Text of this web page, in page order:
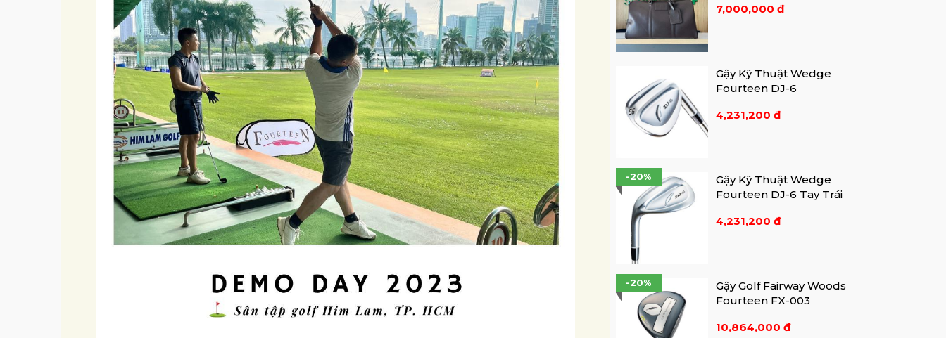
7,000,000 đ
Gậy Kỹ Thuật Wedge
Fourteen DJ-6
4,231,200 đ
-20%
Gậy Kỹ Thuật Wedge
Fourteen DJ-6 Tay Trái
4,231,200 đ
-20%
Gậy Golf Fairway Woods
Fourteen FX-003
10,864,000 đ